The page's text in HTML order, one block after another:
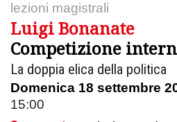
lezioni magistrali
Luigi Bonanate
Competizione
La doppia elica della politica
Domenica 18 settembre
15:00